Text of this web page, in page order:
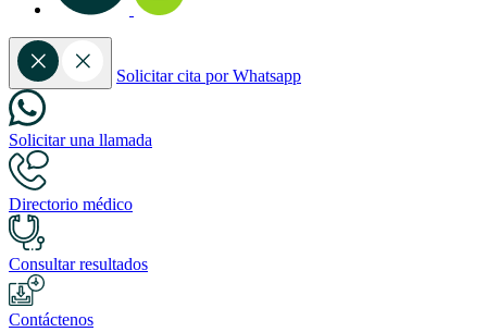
Solicitar cita por Whatsapp
Solicitar una llamada
Directorio médico
Consultar resultados
Contáctenos